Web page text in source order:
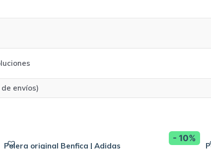
envíos)
- 10%
Polera original Benfica | Adidas